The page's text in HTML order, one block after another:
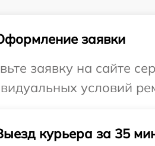
заявки
заявку на сайте
условий
курьера за 35